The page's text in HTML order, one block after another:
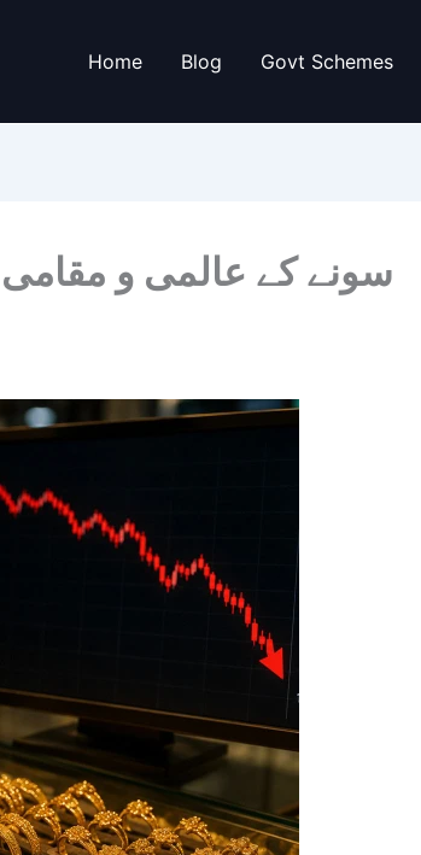
Home Blog Govt Schemes
سونے کے عالمی و مقامی